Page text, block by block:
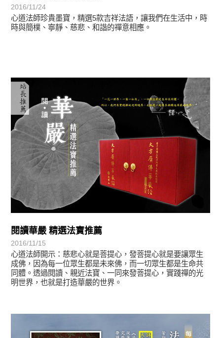
2016/11/24
心道法師珍貴墨寶，精選5款吉祥法語，讓我們在生活中，時
時與簡樸、寧靜、慈悲、和諧的禪意相應。
閱讀華嚴 精選法寶推薦
2016/11/15
心道法師開示：慈悲心就是菩提心，發菩提心就是要讓眾生
成佛，因為每一位眾生都是未來佛，而一切眾生都是生命共
同體。透過閱讀、親近法寶、一同來發菩提心，實踐禪的光
明世界，也就是打造華嚴的世界。
悅讀書香